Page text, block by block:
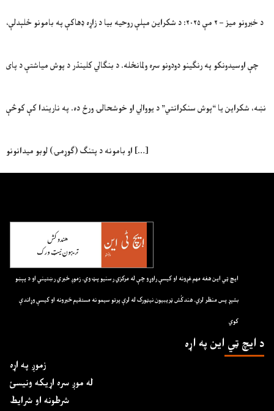
د خبرونو میز – ۲ مې ۲۰۲۵: د شکراین مېلې روحیه بیا د زاړه ډهاکې په بامونو ځلېدلې،
چې اوسیدونکو په رنګینو دودونو سره ولمانځله. د بنګالي کلینڈر د پوش میاشتې د پای
نښه، شکراین یا “پوش سنکرانتي” د یووالي او خوشحالۍ ورځ ده. په ناريندا کې کوڅې
او بامونه د پتنگ (ګوړمۍ) لوبو میدانونو […]
ايچ ټي اين هغه مهم غږونه او کيسې راوړو چې له مرکزي رسنيو پټ وي. زموږ خبري رښتيني او د پېښو
بشپړ پس منظر لري. هندکُش ټريبيون نيټورک له لرې پرتو سيمو نه مستقيم خبرونه او کيسې وړاندې
کوي
د ايچ ټي اين په اړه
زموږ په اړه
له موږ سره اړیکه ونیسئ
شرطونه او شرایط